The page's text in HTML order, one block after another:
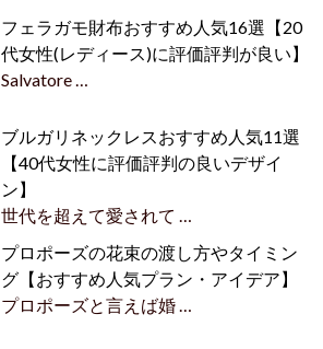
フェラガモ財布おすすめ人気16選【20
代女性(レディース)に評価評判が良い】
Salvatore …
ブルガリネックレスおすすめ人気11選
【40代女性に評価評判の良いデザイ
ン】
世代を超えて愛されて …
プロポーズの花束の渡し方やタイミン
グ【おすすめ人気プラン・アイデア】
プロポーズと言えば婚 …